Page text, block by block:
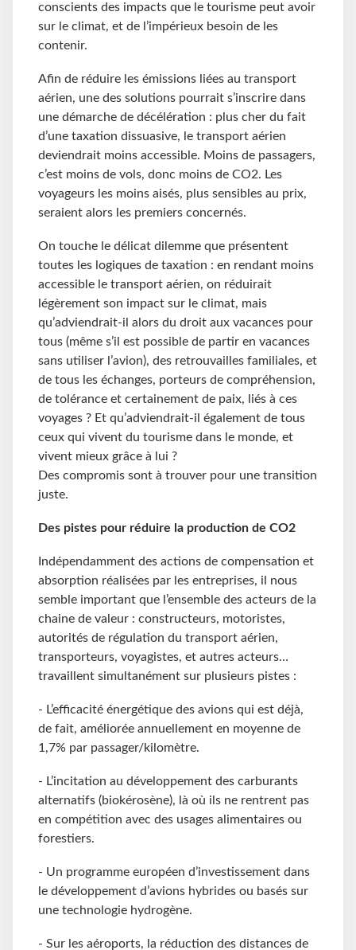
conscients des impacts que le tourisme peut avoir
sur le climat, et de l’impérieux besoin de les
contenir.
Afin de réduire les émissions liées au transport
aérien, une des solutions pourrait s’inscrire dans
une démarche de décélération : plus cher du fait
d’une taxation dissuasive, le transport aérien
deviendrait moins accessible. Moins de passagers,
c’est moins de vols, donc moins de CO2. Les
voyageurs les moins aisés, plus sensibles au prix,
seraient alors les premiers concernés.
On touche le délicat dilemme que présentent
toutes les logiques de taxation : en rendant moins
accessible le transport aérien, on réduirait
légèrement son impact sur le climat, mais
qu’adviendrait-il alors du droit aux vacances pour
tous (même s’il est possible de partir en vacances
sans utiliser l’avion), des retrouvailles familiales, et
de tous les échanges, porteurs de compréhension,
de tolérance et certainement de paix, liés à ces
voyages ? Et qu’adviendrait-il également de tous
ceux qui vivent du tourisme dans le monde, et
vivent mieux grâce à lui ?
Des compromis sont à trouver pour une transition
juste.
Des pistes pour réduire la production de CO2
Indépendamment des actions de compensation et
absorption réalisées par les entreprises, il nous
semble important que l’ensemble des acteurs de la
chaine de valeur : constructeurs, motoristes,
autorités de régulation du transport aérien,
transporteurs, voyagistes, et autres acteurs…
travaillent simultanément sur plusieurs pistes :
- L’efficacité énergétique des avions qui est déjà,
de fait, améliorée annuellement en moyenne de
1,7% par passager/kilomètre.
- L’incitation au développement des carburants
alternatifs (biokérosène), là où ils ne rentrent pas
en compétition avec des usages alimentaires ou
forestiers.
- Un programme européen d’investissement dans
le développement d’avions hybrides ou basés sur
une technologie hydrogène.
- Sur les aéroports, la réduction des distances de